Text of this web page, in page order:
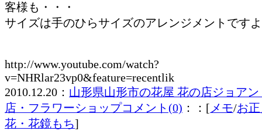
客様も・・・
サイズは手のひらサイズのアレンジメントです
http://www.youtube.com/watch?
v=NHRlar23vp0&feature=recentlik
2010.12.20： 山形県山形市の花屋 花の店ジョア
店・フラワーショップコメント(0) ：：[メモ/お
花・花鏡もち]